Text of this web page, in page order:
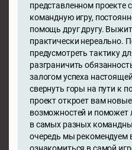
представленном проекте
командную игру,
помощь друг другу.
практически нереально.
предусмотреть тактику
разграничить
залогом успеха
свернуть горы на пути к
проект откроет вам
возможностей и поможет
в самых разных
очередь мы рекомендуем